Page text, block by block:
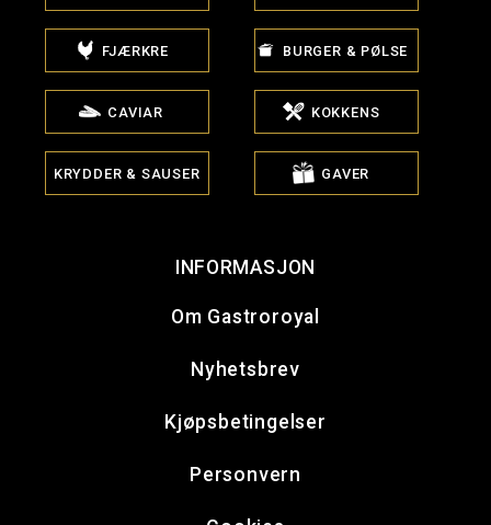
FJÆRKRE BURGER & PØLSE
CAVIAR KOKKENS
KRYDDER & SAUSER GAVER
INFORMASJON
Om Gastroroyal
Nyhetsbrev
Kjøpsbetingelser
Personvern